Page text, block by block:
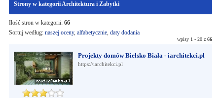
Strony w kategorii Architektura i Zabytki
Ilość stron w kategorii: 66
Sortuj według: naszej oceny, alfabetycznie, daty dodania
wpisy 1 - 20 z66
Projekty domów Bielsko Biała - iarchitekci.pl
https://iarchitekci.pl